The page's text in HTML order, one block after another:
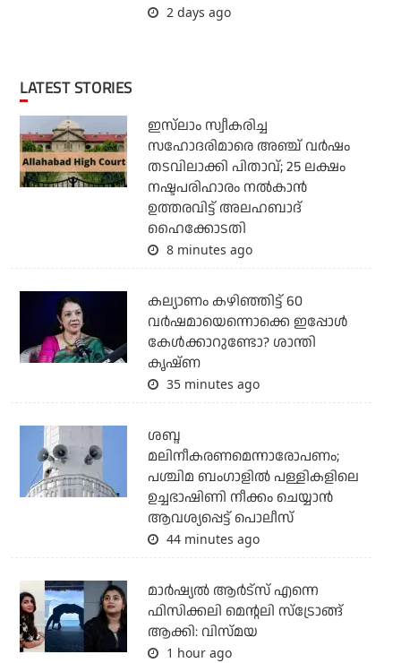
2 days ago
LATEST STORIES
ഇസ്‌ലാം സ്വീകരിച്ച
സഹോദരിമാരെ അഞ്ച് വര്‍ഷം
തടവിലാക്കി പിതാവ്; 25 ലക്ഷം
നഷ്ടപരിഹാരം നല്‍കാന്‍
ഉത്തരവിട്ട് അലഹബാദ്
ഹൈക്കോടതി
8 minutes ago
കല്യാണം കഴിഞ്ഞിട്ട് 60
വർഷമായെന്നൊക്കെ ഇപ്പോൾ
കേൾക്കാറുണ്ടോ? ശാന്തി
കൃഷ്ണ
35 minutes ago
ശബ്ദ
മലിനീകരണമെന്നാരോപണം;
പശ്ചിമ ബംഗാളില്‍ പള്ളികളിലെ
ഉച്ചഭാഷിണി നീക്കം ചെയ്യാന്‍
ആവശ്യപ്പെട്ട് പൊലീസ്
44 minutes ago
മാർഷ്യൽ ആർട്സ് എന്നെ
ഫിസിക്കലി മെന്റലി സ്ട്രോങ്ങ്
ആക്കി: വിസ്മയ
1 hour ago